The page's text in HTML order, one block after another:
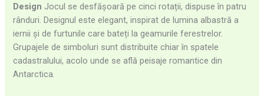
Design Jocul se desfășoară pe cinci rotații, dispuse în patru
rânduri. Designul este elegant, inspirat de lumina albastră a
iernii și de furtunile care bateți la geamurile ferestrelor.
Grupajele de simboluri sunt distribuite chiar în spatele
cadastralului, acolo unde se află peisaje romantice din
Antarctica.